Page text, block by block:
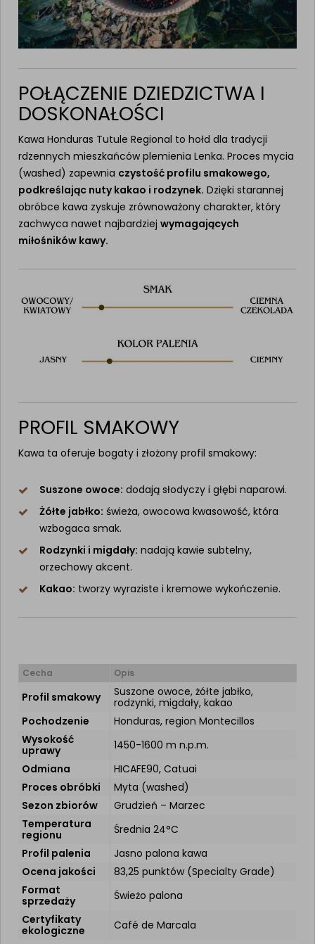
POŁĄCZENIE DZIEDZICTWA I
DOSKONAŁOŚCI
Kawa Honduras Tutule Regional to hołd dla tradycji
rdzennych mieszkańców plemienia Lenka. Proces mycia
(washed) zapewnia czystość profilu smakowego,
podkreślając nuty kakao i rodzynek. Dzięki starannej
obróbce kawa zyskuje zrównoważony charakter, który
zachwyca nawet najbardziej wymagających
miłośników kawy.
PROFIL SMAKOWY
Kawa ta oferuje bogaty i złożony profil smakowy:
Suszone owoce: dodają słodyczy i głębi naparowi.
Żółte jabłko: świeża, owocowa kwasowość, która
wzbogaca smak.
Rodzynki i migdały: nadają kawie subtelny,
orzechowy akcent.
Kakao: tworzy wyraziste i kremowe wykończenie.
Cecha Opis
Profil smakowy
Suszone owoce, żółte jabłko,
rodzynki, migdały, kakao
Pochodzenie
Honduras, region Montecillos
Wysokość
uprawy
1450-1600 m n.p.m.
Odmiana
HICAFE90, Catuai
Proces obróbki
Myta (washed)
Sezon zbiorów
Grudzień – Marzec
Temperatura
regionu
Średnia 24°C
Profil palenia
Jasno palona kawa
Ocena jakości
83,25 punktów (Specialty Grade)
Format
sprzedaży
Świeżo palona
Certyfikaty
ekologiczne
Café de Marcala